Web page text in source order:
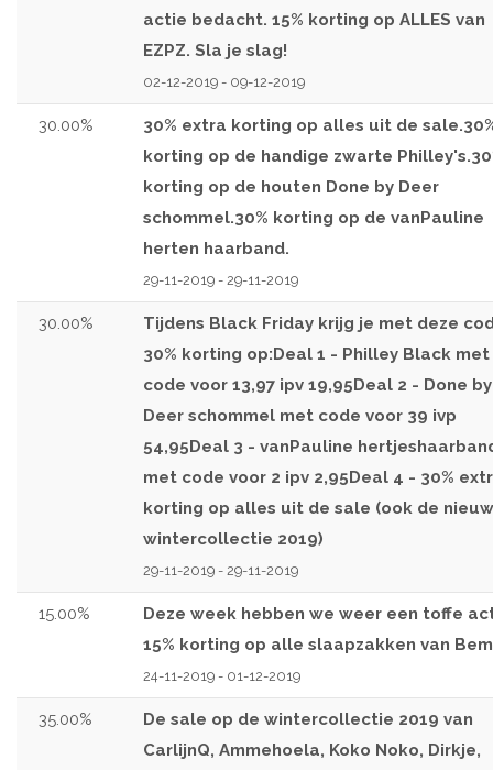
actie bedacht. 15% korting op ALLES van
EZPZ. Sla je slag!
02-12-2019 - 09-12-2019
30.00%
30% extra korting op alles uit de
korting op de handige zwarte
korting op de houten Done by Deer
schommel.30% korting op de vanPauline
herten haarband.
29-11-2019 - 29-11-2019
30.00%
Tijdens Black Friday krijg je met deze
30% korting op:Deal 1 - Philley Black met
code voor 13,97 ipv 19,95Deal 2 - Done by
Deer schommel met code voor 39 ivp
54,95Deal 3 - vanPauline
met code voor 2 ipv 2,95Deal 4 - 30%
korting op alles uit de sale (ook de
wintercollectie 2019)
29-11-2019 - 29-11-2019
15.00%
Deze week hebben we weer een toffe
15% korting op alle slaapzakken van
24-11-2019 - 01-12-2019
35.00%
De sale op de wintercollectie 2019 van
CarlijnQ, Ammehoela, Koko Noko, Dirkje,